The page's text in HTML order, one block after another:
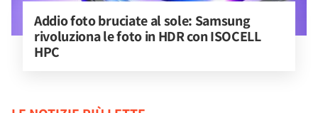
Addio foto bruciate al sole: Samsung
rivoluziona le foto in HDR con ISOCELL
HPC